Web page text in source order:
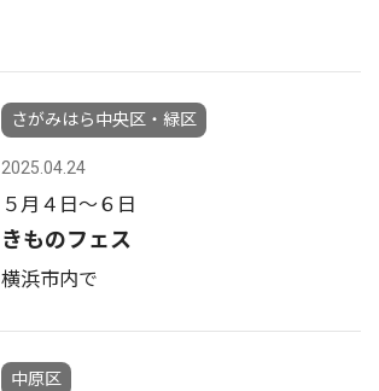
さがみはら中央区・緑区
2025.04.24
５月４日〜６日
きものフェス
横浜市内で
中原区